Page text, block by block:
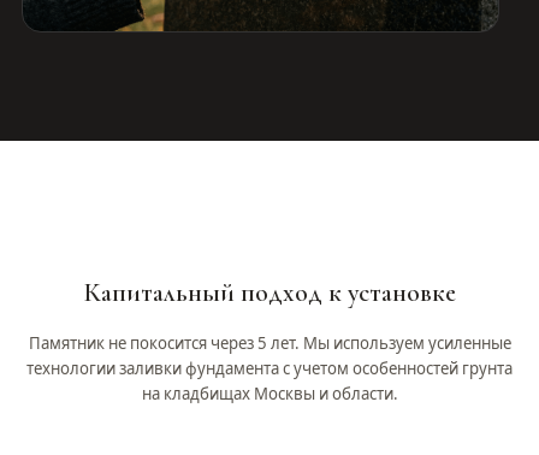
Капитальный подход к установке
Памятник не покосится через 5 лет. Мы используем усиленные
технологии заливки фундамента с учетом особенностей грунта
на кладбищах Москвы и области.